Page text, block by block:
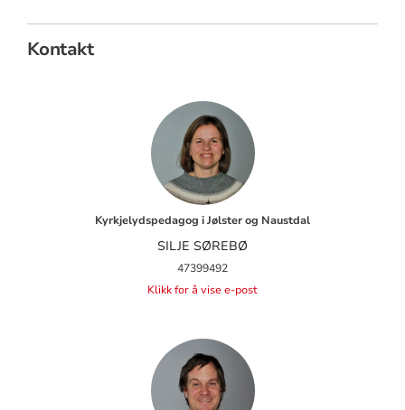
Kontakt
Kyrkjelydspedagog i Jølster og Naustdal
SILJE SØREBØ
47399492
Klikk for å vise e-post